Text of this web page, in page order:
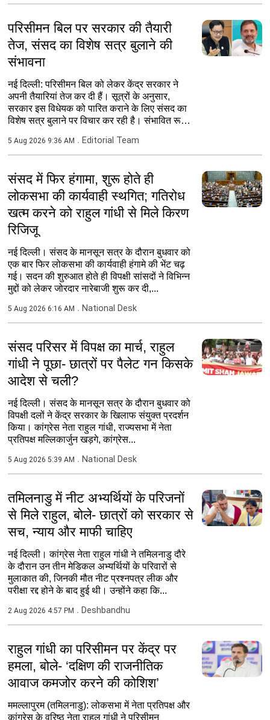
परिसीमन बिल पर सरकार की तैयारी
तेज, संसद का विशेष सत्र बुलाने की
संभावना
नई दिल्ली: परिसीमन बिल को लेकर केंद्र सरकार ने
अपनी तैयारियां तेज कर दी हैं। सूत्रों के अनुसार,
सरकार इस विधेयक को पारित कराने के लिए संसद का
विशेष सत्र बुलाने पर विचार कर रही है। संभावित रूप
5 Aug 2026 9:36 AM Editorial Team
संसद में फिर हंगामा, शुरू होते ही
लोकसभा की कार्यवाही स्थगित; गतिरोध
खत्म करने को राहुल गांधी से मिले किरण
रिजिजू
नई दिल्ली। संसद के मानसून सत्र के दौरान बुधवार को
एक बार फिर लोकसभा की कार्यवाही हंगामे की भेंट चढ़
गई। सदन की शुरुआत होते ही विपक्षी सांसदों ने विभिन्न
मुद्दों को लेकर जोरदार नारेबाजी शुरू कर दी,...
5 Aug 2026 6:16 AM National Desk
संसद परिसर में विपक्ष का मार्च, राहुल
गांधी ने पूछा- छात्रों पर पैलेट गन किसके
आदेश से चली?
नई दिल्ली। संसद के मानसून सत्र के दौरान बुधवार को
विपक्षी दलों ने केंद्र सरकार के खिलाफ संयुक्त प्रदर्शन
किया। कांग्रेस नेता राहुल गांधी, राज्यसभा में नेता
प्रतिपक्ष मल्लिकार्जुन खड़गे, कांग्रेस...
5 Aug 2026 5:39 AM National Desk
तमिलनाडु में नीट अभ्यर्थियों के परिजनों
से मिले राहुल, बोले- छात्रों को सरकार से
सच, न्याय और माफी चाहिए
नई दिल्ली। कांग्रेस नेता राहुल गांधी ने तमिलनाडु दौरे
के दौरान उन तीन मेडिकल अभ्यर्थियों के परिवारों से
मुलाकात की, जिनकी मौत नीट प्रश्नपत्र लीक और
परीक्षा रद्द होने के बाद हुई थी। उन्होंने कहा कि...
2 Aug 2026 4:57 PM Deshbandhu
राहुल गांधी का परिसीमन पर केंद्र पर
हमला, बोले- ‘दक्षिण की राजनीतिक
आवाज कमजोर करने की कोशिश’
ममल्लापुरम (तमिलनाडु): लोकसभा में नेता प्रतिपक्ष और
कांग्रेस के वरिष्ठ नेता राहुल गांधी ने परिसीमन